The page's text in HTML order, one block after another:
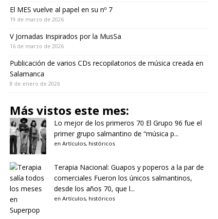
El MES vuelve al papel en su nº 7
19 de marzo de 2026
V Jornadas Inspirados por la MusSa
16 de marzo de 2026
Publicación de varios CDs recopilatorios de música creada en
Salamanca
8 de enero de 2026
Más vistos este mes:
Lo mejor de los primeros 70 El Grupo 96 fue el
primer grupo salmantino de “música p...
en Artículos, históricos
Terapia Nacional: Guapos y poperos a la par de
comerciales Fueron los únicos salmantinos,
desde los años 70, que l...
en Artículos, históricos